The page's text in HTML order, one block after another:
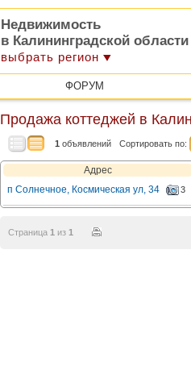
Недвижимость
в Калининградской области
выбрать регион
ФОРУМ
Продажа коттеджей в
1 объявлений Сортировать по:
Адрес
п Солнечное, Космическая ул, 34
3
Страница 1 из 1